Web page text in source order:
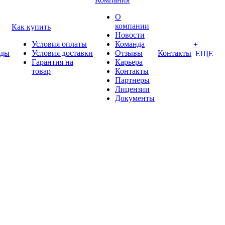
Как купить
Условия оплаты
Условия доставки
Гарантия на
товар
О
компании
Новости
Команда
Отзывы
Карьера
Контакты
Партнеры
Лицензии
Документы
Контакты
+
ЕЩЕ